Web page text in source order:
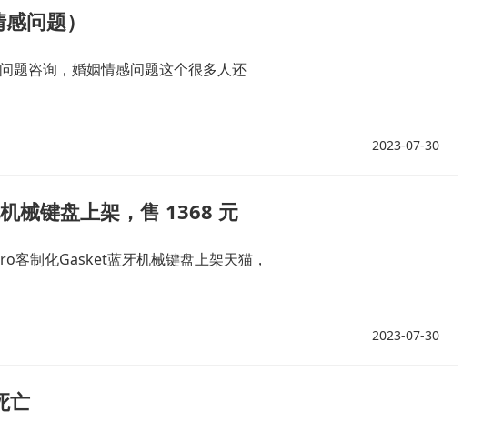
问题）
题咨询，婚姻情感问题这个很多人还
2023-07-30
械键盘上架，售 1368 元
客制化Gasket蓝牙机械键盘上架天猫，
2023-07-30
亡